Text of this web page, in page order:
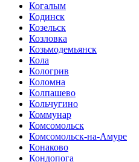
Когалым
Кодинск
Козельск
Козловка
Козьмодемьянск
Кола
Кологрив
Коломна
Колпашево
Кольчугино
Коммунар
Комсомольск
Комсомольск-на-Амуре
Конаково
Кондопога